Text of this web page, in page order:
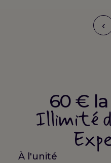
‹
60 €
Illimité
À l'unité